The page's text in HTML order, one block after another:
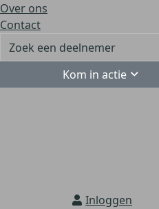
Over ons
Contact
Kom in actie
Inloggen